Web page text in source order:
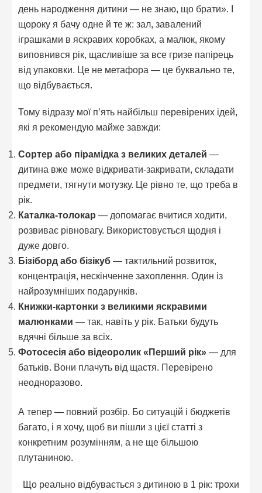
день народження дитини — не знаю, що брати». І
щороку я бачу одне й те ж: зал, завалений
іграшками в яскравих коробках, а малюк, якому
виповнився рік, щасливіше за все гризе папірець
від упаковки. Це не метафора — це буквально те,
що відбувається.
Тому відразу мої п’ять найбільш перевірених ідей,
які я рекомендую майже завжди:
Сортер або пірамідка з великих деталей —
дитина вже може відкривати-закривати, складати
предмети, тягнути мотузку. Це рівно те, що треба в
рік.
Каталка-толокар — допомагає вчитися ходити,
розвиває рівновагу. Використовується щодня і
дуже довго.
Бізіборд або бізікуб — тактильний розвиток,
концентрація, нескінченне захоплення. Один із
найрозумніших подарунків.
Книжки-картонки з великими яскравими
малюнками — так, навіть у рік. Батьки будуть
вдячні більше за всіх.
Фотосесія або відеоролик «Перший рік» — для
батьків. Вони плачуть від щастя. Перевірено
неодноразово.
А тепер — повний розбір. Бо ситуацій і бюджетів
багато, і я хочу, щоб ви пішли з цієї статті з
конкретним розумінням, а не ще більшою
плутаниною.
Що реально відбувається з дитиною в 1 рік: трохи